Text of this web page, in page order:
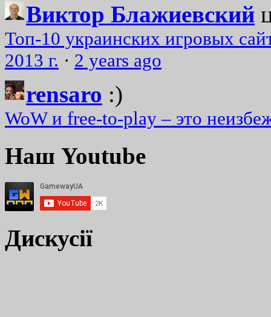
Виктор Блажиевский
Топ-10 украинских игровых
2013 г. · 2 years ago
rensaro :)
WoW и free-to-play – это
Наш Youtube
Дискусії